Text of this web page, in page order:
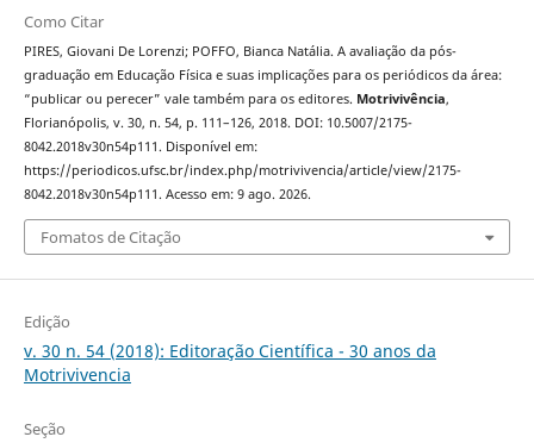
Como Citar
PIRES, Giovani De Lorenzi; POFFO, Bianca Natália. A avaliação da pós-
graduação em Educação Física e suas implicações para os periódicos da área:
“publicar ou perecer” vale também para os editores. Motrivivência,
Florianópolis, v. 30, n. 54, p. 111–126, 2018. DOI: 10.5007/2175-
8042.2018v30n54p111. Disponível em:
https://periodicos.ufsc.br/index.php/motrivivencia/article/view/2175-
8042.2018v30n54p111. Acesso em: 9 ago. 2026.
Fomatos de Citação
Edição
v. 30 n. 54 (2018): Editoração Científica - 30 anos da
Motrivivencia
Seção